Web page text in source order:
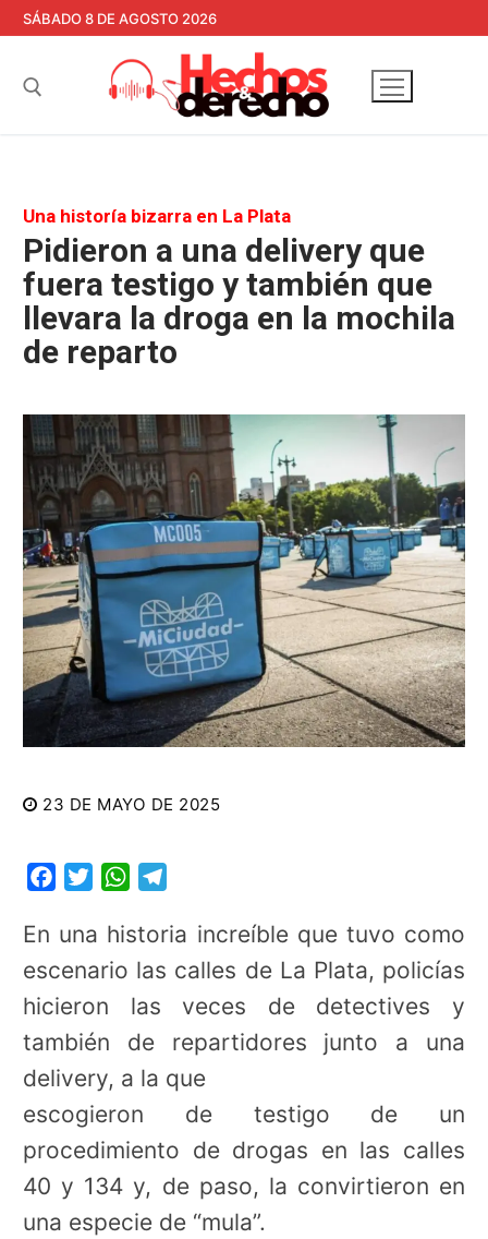
contenido
SÁBADO 8 DE AGOSTO 2026
Una historía bizarra en La Plata
Pidieron a una delivery que
fuera testigo y también que
llevara la droga en la mochila
de reparto
23 DE MAYO DE 2025
FacebookTwitterWhatsApp
En una historia increíble que tuvo como
escenario las calles de La Plata, policías
hicieron las veces de detectives y
también de repartidores junto a una
delivery, a la que
escogieron de testigo de un
procedimiento de drogas en las calles
40 y 134 y, de paso, la convirtieron en
una especie de “mula”.